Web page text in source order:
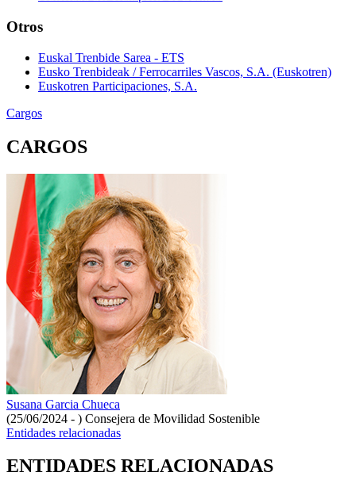
Otros
Euskal Trenbide Sarea - ETS
Eusko Trenbideak / Ferrocarriles Vascos, S.A. (Euskotren)
Euskotren Participaciones, S.A.
Cargos
CARGOS
Susana Garcia Chueca
(25/06/2024 - ) Consejera de Movilidad Sostenible
Entidades relacionadas
ENTIDADES RELACIONADAS